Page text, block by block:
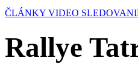
ČLÁNKY VIDEO
Rallye